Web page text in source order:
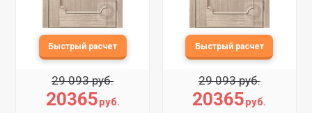
29 093 руб.
20365руб.
29 093 руб.
20365руб.